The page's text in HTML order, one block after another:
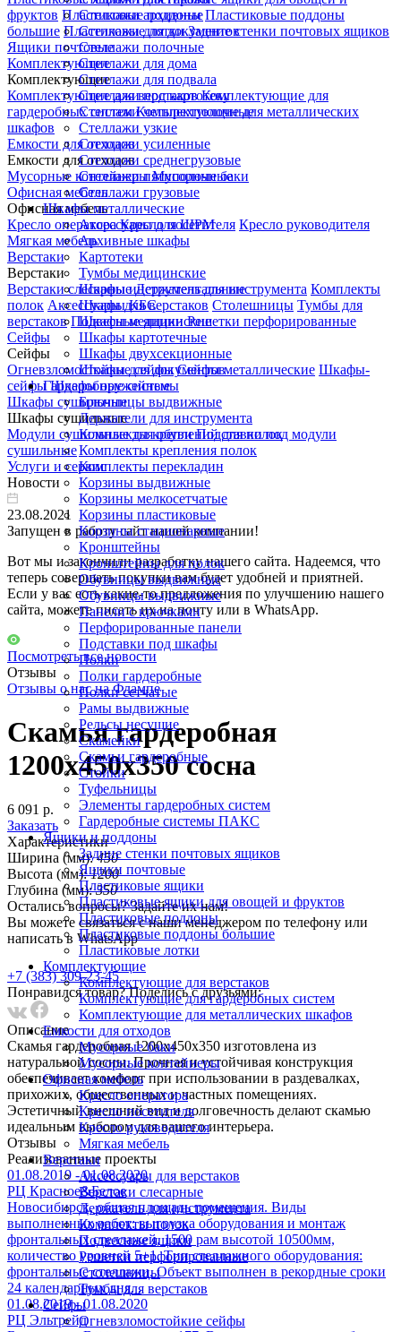
Стеллажи архивные
Стеллажи для документов
Стеллажи полочные
Стеллажи для дома
Стеллажи для подвала
Стеллажи под картотеку
Стеллажи четырехполочные
Стеллажи узкие
Стеллажи усиленные
Стеллажи среднегрузовые
Стеллажи пятиполочные
Стеллажи грузовые
Шкафы металлические
Аксессуары для ШРМ
Архивные шкафы
Картотеки
Тумбы медицинские
Шкафы инструментальные
Шкафы КБС
Шкафы медицинские
Шкафы картотечные
Шкафы двухсекционные
Шкафы для документов
Гардеробные системы
Брючницы выдвижные
Держатели для инструмента
Комплекты креплений для полок
Комплекты крепления полок
Комплекты перекладин
Корзины выдвижные
Корзины мелкосетчатые
Корзины пластиковые
Корзины стационарные
Кронштейны
Кронштейны для полок
Обувницы выдвижные
Обувницы выдвижные
Панели с крючками
Перфорированные панели
Подставки под шкафы
Полки
Полки гардеробные
Полки сетчатые
Рамы выдвижные
Рельсы несущие
Скамейки
Скамьи гардеробные
Стойки
Туфельницы
Элементы гардеробных систем
Гардеробные системы ПАКС
Ящики и поддоны
Задние стенки почтовых ящиков
Ящики почтовые
Пластиковые ящики
Пластиковые ящики для овощей и фруктов
Пластиковые поддоны
Пластиковые поддоны большие
Пластиковые лотки
Комплектующие
Комплектующие для верстаков
Комплектующие для гардеробных систем
Комплектующие для металлических шкафов
Емкости для отходов
Мусорные баки
Мусорные контейнеры
Офисная мебель
Кресло оператора
Кресло посетителя
Кресло руководителя
Мягкая мебель
Верстаки
Аксессуары для верстаков
Верстаки слесарные
Держатель для инструмента
Комплекты полок
Подвесные ящики
Решетки перфорированные
Столешницы
Тумбы для верстаков
Сейфы
Огневзломостойкие сейфы
фруктов Пластиковые поддоны Пластиковые поддоны
большие Пластиковые лотки Задние стенки почтовых ящиков
Ящики почтовые
Комплектующие
Комплектующие
Комплектующие для верстаков Комплектующие для
гардеробных систем Комплектующие для металлических
шкафов
Емкости для отходов
Емкости для отходов
Мусорные контейнеры Мусорные баки
Офисная мебель
Офисная мебель
Кресло оператора Кресло посетителя Кресло руководителя
Мягкая мебель
Верстаки
Верстаки
Верстаки слесарные Держатель для инструмента Комплекты
полок Аксессуары для верстаков Столешницы Тумбы для
верстаков Подвесные ящики Решетки перфорированные
Сейфы
Сейфы
Огневзломостойкие сейфы Сейфы металлические Шкафы-
сейфы Шкафы оружейные
Шкафы сушильные
Шкафы сушильные
Модули сушильные для обуви Подставки под модули
сушильные
Услуги и сервис
Новости
23.08.2021
Запущен в работу сайт нашей компании!
Вот мы и закончили разработку нашего сайта. Надеемся, что
теперь совершать покупки вам будет удобней и приятней.
Если у вас есть какие-то предложения по улучшению нашего
сайта, можете писать их на почту или в WhatsApp.
Посмотреть все новости
Отзывы
Отзывы о нас на Флампе
Скамья гардеробная
1200х450х350 сосна
6 091 р.
Заказать
Характеристики
Ширина (мм):450
Высота (мм):1200
Глубина (мм):350
Остались вопросы? Задайте их нам!
Вы можете связаться с наши менеджером по телефону или
написать в WhatsApp
+7 (383) 309-23-45
Понравился товар? Поделись с друзьями:
Описание
Скамья гардеробная 1200х450х350 изготовлена из
натуральной сосны. Прочная и устойчивая конструкция
обеспечивает комфорт при использовании в раздевалках,
прихожих, общественных и частных помещениях.
Эстетичный внешний вид и долговечность делают скамью
идеальным выбором для вашего интерьера.
Отзывы
Реализованныe проекты
01.08.2019 - 01.08.2020
РЦ Красное&Белое
Новосибирск, общая площадь помещения. Виды
выполненных работ: выгрузка оборудования и монтаж
фронтальных стеллажей, 1500 рам высотой 10500мм,
количество уровней 5+1. Тип стеллажного оборудования:
фронтальные стеллажи. Объект выполнен в рекордные сроки
24 календарных дня. .
01.08.2019 - 01.08.2020
РЦ Эльтрейд